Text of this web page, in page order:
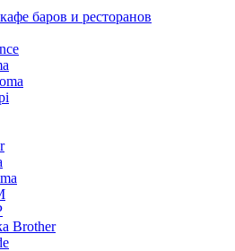
баров и ресторанов
Brother